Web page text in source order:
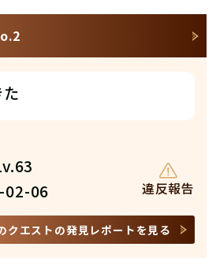
02-06
違反報告
クエストの発見レポートを見る